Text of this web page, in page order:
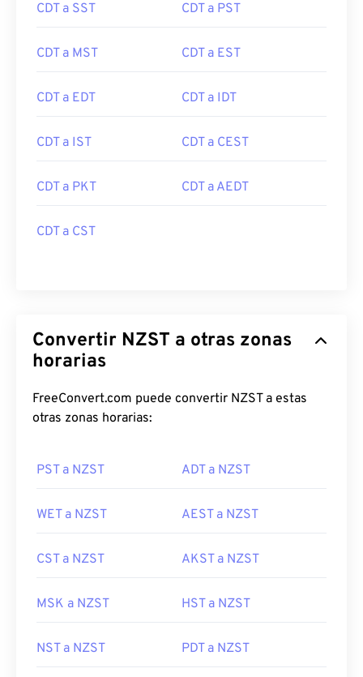
CDT a SST CDT a PST
CDT a MST CDT a EST
CDT a EDT CDT a IDT
CDT a IST CDT a CEST
CDT a PKT CDT a AEDT
CDT a CST
Convertir NZST a otras zonas
horarias
FreeConvert.com puede convertir NZST a estas
otras zonas horarias:
PST a NZST ADT a NZST
WET a NZST AEST a NZST
CST a NZST AKST a NZST
MSK a NZST HST a NZST
NST a NZST PDT a NZST